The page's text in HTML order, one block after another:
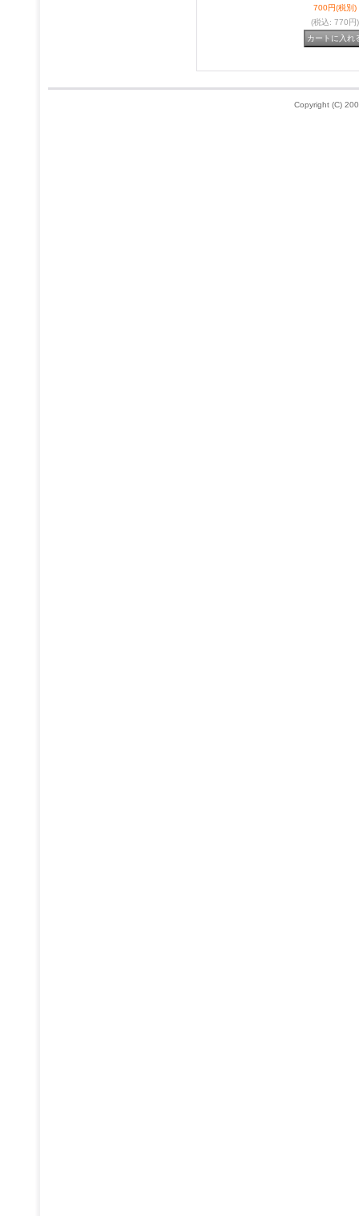
700円(税別)
(税込: 770円)
Copyright (C)